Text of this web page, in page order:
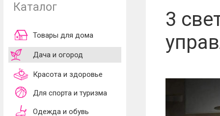
обработки
принимаю
Каталог
Товары для дома
Дача и огород
Красота и здоровье
Для спорта и туризма
Одежда и обувь
3